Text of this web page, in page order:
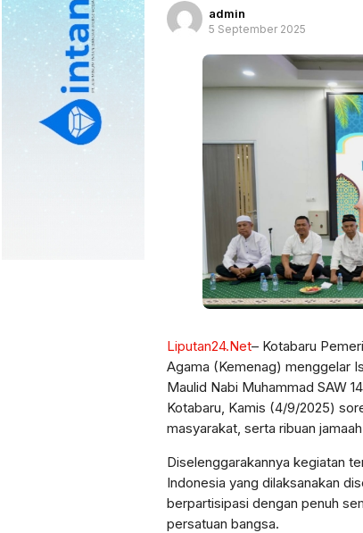
admin
5 September 2025
Liputan24.Net– Kotabaru
Agama (Kemenag) menggelar
Maulid Nabi Muhammad SAW
Kotabaru, Kamis (4/9/2025)
masyarakat, serta ribuan
Diselenggarakannya kegiatan
Indonesia yang dilaksanakan
berpartisipasi dengan penuh
persatuan bangsa.